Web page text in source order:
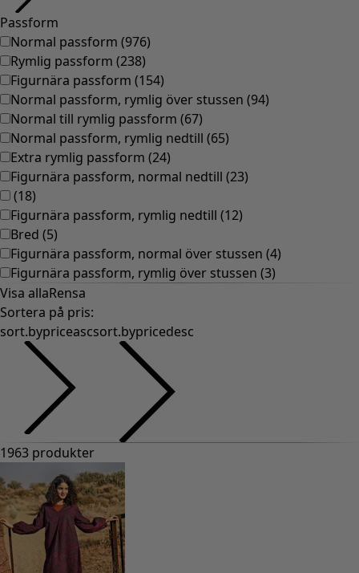
Lantlig inredning
Rolig inredning
Färgglad inredning
Blommig inredning
Natur
Bohemisk inredning
Skandinavisk inredning
Mysig inredning